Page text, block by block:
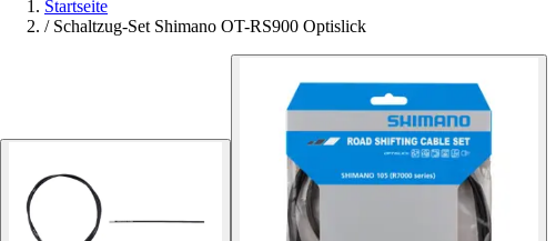
Startseite
/ Schaltzug-Set Shimano OT-RS900 Optislick